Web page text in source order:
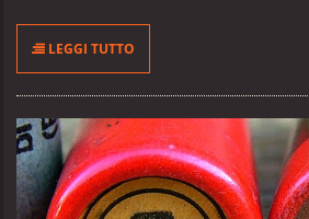
LEGGI TUTTO